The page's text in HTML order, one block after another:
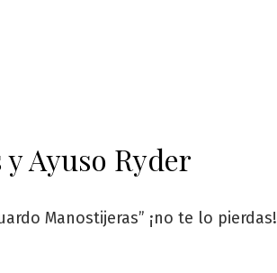
Ayuso Ryder
Manostijeras” ¡no te lo pierdas!